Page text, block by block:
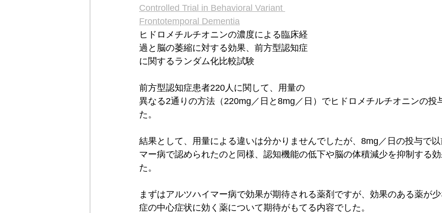
Controlled Trial in Behavioral Variant
Frontotemporal Dementia
ヒドロメチルチオニンの濃度による臨床経
過と脳の萎縮に対する効果、前方型認知症
に関するランダム化比較試験
前方型認知症患者220人に関して、用量の
異なる2通りの方法（220mg／日と8mg／日）でヒドロメチルチオニンの投
た。
結果として、用量による違いは分かりませんでしたが、8mg／日の投与で
マー病で認められたのと同様、認知機能の低下や脳の体積減少を抑制する
た。
まずはアルツハイマー病で効果が期待される薬剤ですが、効果のある薬が
症の中心症状に効く薬について期待がもてる内容でした。